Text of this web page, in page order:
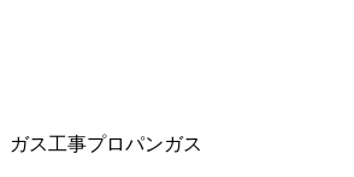
ガス工事プロパンガス